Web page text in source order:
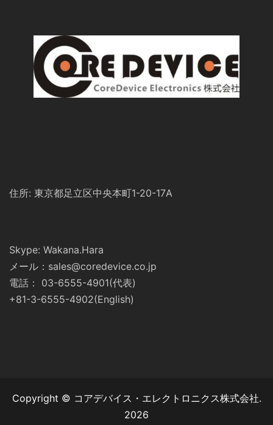
住所: 東京都足立区中央本町1-20-17A
Skype: Wakana.Hara
メール：sales@coredevice.co.jp
電話： 03-6555-4901(代表)
+81-3-6555-4902(English)
Copyright © コアデバイス・エレクトロニクス株式会社.
2026